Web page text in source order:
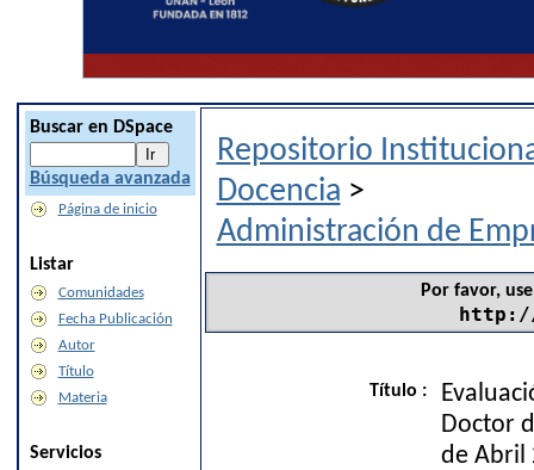
Buscar en DSpace
Búsqueda avanzada
Página de inicio
Listar
Comunidades
Fecha Publicación
Autor
Título
Materia
Servicios
Repositorio
Docencia >
Administración de
Por favor,
http://
Título :
Doctor
de Abril